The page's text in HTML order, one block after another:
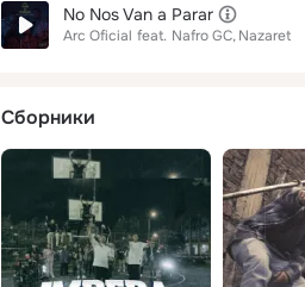
No Nos Van a Parar
Arc Oficial feat. Nafro GC Nazaret
Сборники